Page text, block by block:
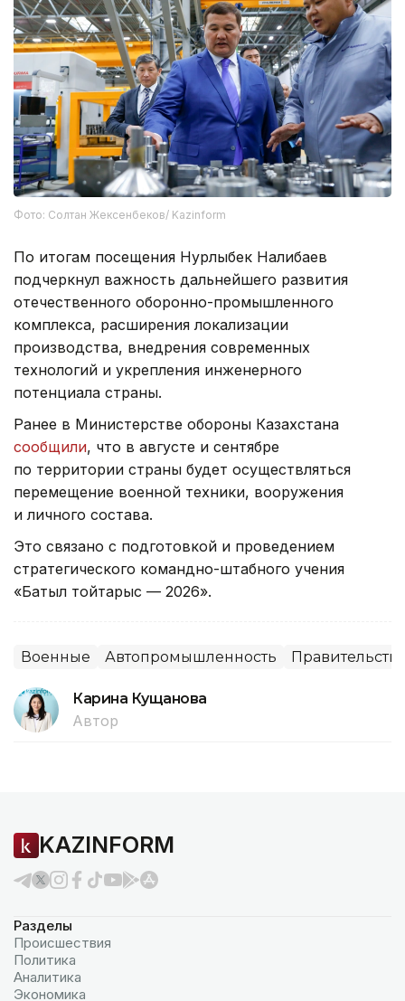
Фото: Солтан Жексенбеков/ Kazinform
По итогам посещения Нурлыбек Налибаев
подчеркнул важность дальнейшего развития
отечественного оборонно-промышленного
комплекса, расширения локализации
производства, внедрения современных
технологий и укрепления инженерного
потенциала страны.
Ранее в Министерстве обороны Казахстана
сообщили, что в августе и сентябре
по территории страны будет осуществляться
перемещение военной техники, вооружения
и личного состава.
Это связано с подготовкой и проведением
стратегического командно-штабного учения
«Батыл тойтарыс — 2026».
Военные Автопромышленность
Карина Кущанова
Автор
KAZINFORM
Разделы
Происшествия
Политика
Аналитика
Экономика